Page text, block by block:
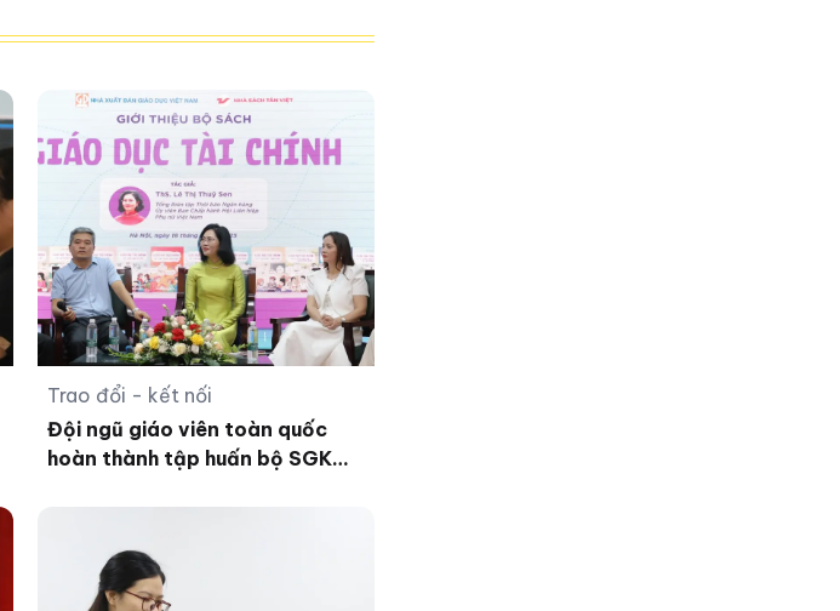
Trao đổi - kết nối
Đội ngũ giáo viên toàn quốc
hoàn thành tập huấn bộ SGK